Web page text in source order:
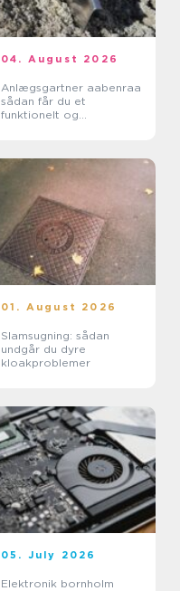
04. August 2026
Anlægsgartner aabenraa
sådan får du et
funktionelt og
01. August 2026
Slamsugning: sådan
undgår du dyre
kloakproblemer
05. July 2026
Elektronik bornholm